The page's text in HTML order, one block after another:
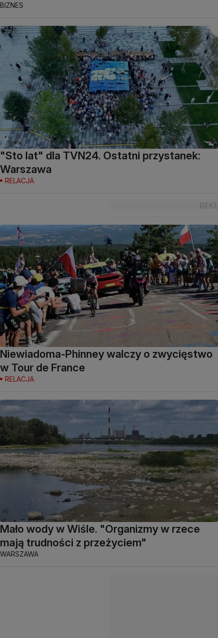
BIZNES
"Sto lat" dla TVN24. Ostatni przystanek:
Warszawa
RELACJA
Niewiadoma-Phinney walczy o zwycięstwo
w Tour de France
RELACJA
Mało wody w Wiśle. "Organizmy w rzece
mają trudności z przeżyciem"
WARSZAWA